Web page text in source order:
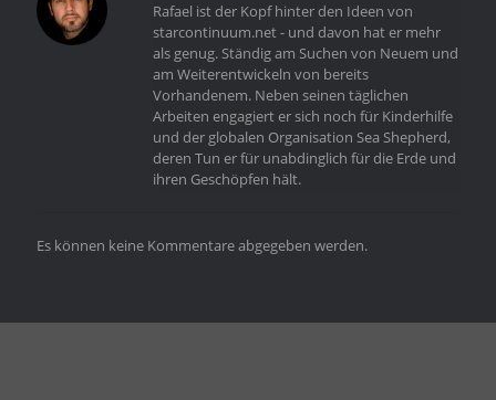
Rafael ist der Kopf hinter den Ideen von
starcontinuum.net - und davon hat er mehr
als genug. Ständig am Suchen von Neuem und
am Weiterentwickeln von bereits
Vorhandenem. Neben seinen täglichen
Arbeiten engagiert er sich noch für Kinderhilfe
und der globalen Organisation Sea Shepherd,
deren Tun er für unabdinglich für die Erde und
ihren Geschöpfen hält.
Es können keine Kommentare abgegeben werden.